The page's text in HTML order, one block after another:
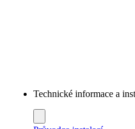
Technické informace a